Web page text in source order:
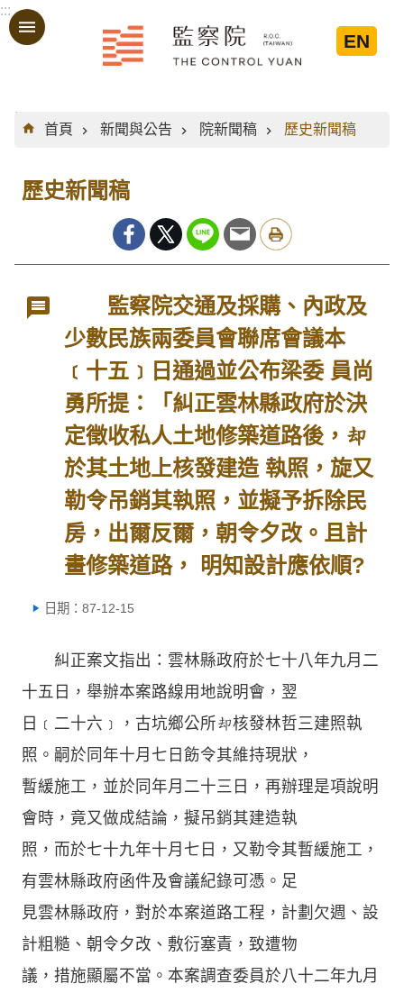
跳到主要內容區塊
:::
EN
:::
首頁
新聞與公告 院新聞稿 歷史新聞稿
歷史新聞稿
監察院交通及採購、內政及
少數民族兩委員會聯席會議本
﹝十五﹞日通過並公布梁委 員尚
勇所提：「糾正雲林縣政府於決
定徵收私人土地修築道路後，
於其土地上核發建造 執照，旋又
勒令吊銷其執照，並擬予拆除民
房，出爾反爾，朝令夕改。且計
畫修築道路， 明知設計應依順?
日期：87-12-15
糾正案文指出：雲林縣政府於七十八年九月二
十五日，舉辦本案路線用地說明會，翌
日﹝二十六﹞，古坑鄉公所核發林哲三建照執
照。嗣於同年十月七日飭令其維持現狀，
暫緩施工，並於同年月二十三日，再辦理是項說明
會時，竟又做成結論，擬吊銷其建造執
照，而於七十九年十月七日，又勒令其暫緩施工，
有雲林縣政府函件及會議紀錄可憑。足
見雲林縣政府，對於本案道路工程，計劃欠週、設
計粗糙、朝令夕改、敷衍塞責，致遭物
議，措施顯屬不當。本案調查委員於八十二年九月